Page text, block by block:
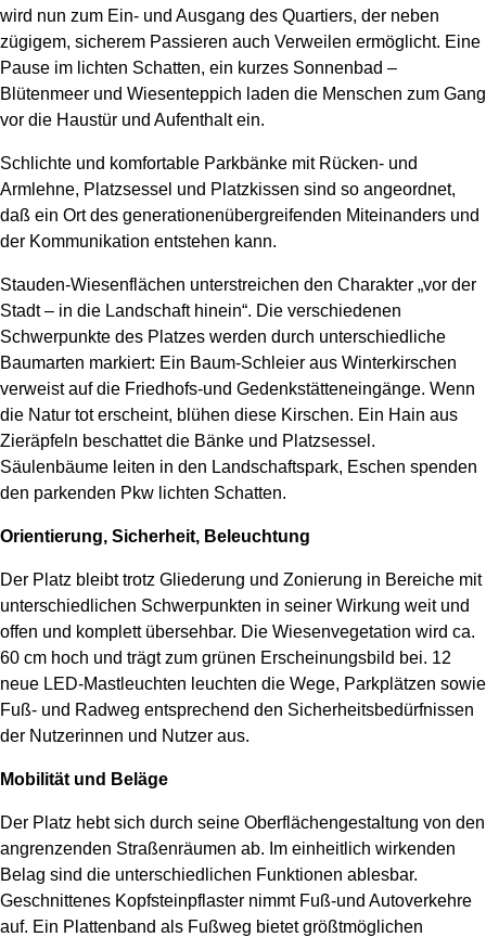
wird nun zum Ein- und Ausgang des Quartiers, der neben
zügigem, sicherem Passieren auch Verweilen ermöglicht. Eine
Pause im lichten Schatten, ein kurzes Sonnenbad –
Blütenmeer und Wiesenteppich laden die Menschen zum Gang
vor die Haustür und Aufenthalt ein.
Schlichte und komfortable Parkbänke mit Rücken- und
Armlehne, Platzsessel und Platzkissen sind so angeordnet,
daß ein Ort des generationenübergreifenden Miteinanders und
der Kommunikation entstehen kann.
Stauden-Wiesenflächen unterstreichen den Charakter „vor der
Stadt – in die Landschaft hinein“. Die verschiedenen
Schwerpunkte des Platzes werden durch unterschiedliche
Baumarten markiert: Ein Baum-Schleier aus Winterkirschen
verweist auf die Friedhofs-und Gedenkstätteneingänge. Wenn
die Natur tot erscheint, blühen diese Kirschen. Ein Hain aus
Zieräpfeln beschattet die Bänke und Platzsessel.
Säulenbäume leiten in den Landschaftspark, Eschen spenden
den parkenden Pkw lichten Schatten.
Orientierung, Sicherheit, Beleuchtung
Der Platz bleibt trotz Gliederung und Zonierung in Bereiche mit
unterschiedlichen Schwerpunkten in seiner Wirkung weit und
offen und komplett übersehbar. Die Wiesenvegetation wird ca.
60 cm hoch und trägt zum grünen Erscheinungsbild bei. 12
neue LED-Mastleuchten leuchten die Wege, Parkplätzen sowie
Fuß- und Radweg entsprechend den Sicherheitsbedürfnissen
der Nutzerinnen und Nutzer aus.
Mobilität und Beläge
Der Platz hebt sich durch seine Oberflächengestaltung von den
angrenzenden Straßenräumen ab. Im einheitlich wirkenden
Belag sind die unterschiedlichen Funktionen ablesbar.
Geschnittenes Kopfsteinpflaster nimmt Fuß-und Autoverkehre
auf. Ein Plattenband als Fußweg bietet größtmöglichen